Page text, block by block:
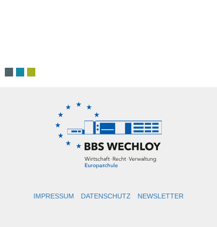
IMPRESSUM DATENSCHUTZ NEWSLETTER